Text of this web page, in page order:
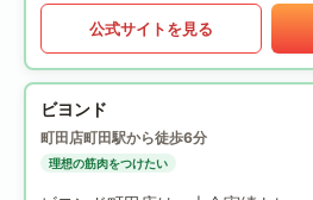
公式サイトを見る
ビヨンド
町田店町田駅から徒歩6分
理想の筋肉をつけたい